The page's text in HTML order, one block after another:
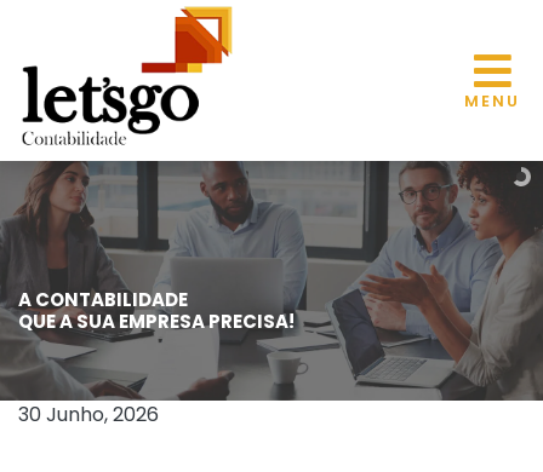
MENU
A CONTABILIDADE
QUE A SUA EMPRESA PRECISA!
ICMS/RJ: SEFAZ-RJ PUBLICA IPM
PROVISÓRIO DE 2027 DOS 92
MUNICÍPIOS FLUMINENSES
30 Junho, 2026